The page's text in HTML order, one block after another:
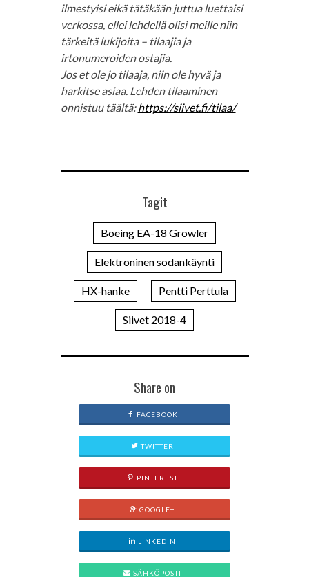
ilmestyisi eikä tätäkään juttua luettaisi
verkossa, ellei lehdellä olisi meille niin
tärkeitä lukijoita – tilaajia ja
irtonumeroiden ostajia.
Jos et ole jo tilaaja, niin ole hyvä ja
harkitse asiaa. Lehden tilaaminen
onnistuu täältä:https://siivet.fi/tilaa/
Tagit
Boeing EA-18 Growler
Elektroninen sodankäynti
HX-hanke Pentti Perttula
Siivet 2018-4
Share on
FACEBOOK
TWITTER
PINTEREST
GOOGLE+
LINKEDIN
SÄHKÖPOSTI